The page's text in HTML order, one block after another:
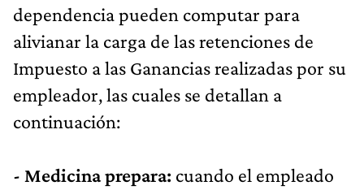
dependencia pueden computar para
alivianar la carga de las retenciones de
Impuesto a las Ganancias realizadas por su
empleador, las cuales se detallan a
continuación:
- Medicina prepara: cuando el empleado